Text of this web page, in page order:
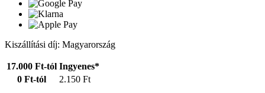
Kiszállítási díj: Magyarország
17.000 Ft-tól Ingyenes*
0 Ft-tól
2.150 Ft